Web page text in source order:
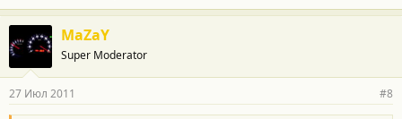
MaZaY
Super Moderator
27 Июл 2011 #8